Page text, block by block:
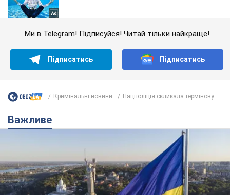
Ми в Telegram! Підписуйся! Читай тільки найкраще!
Підписатись Підписатись
Кримінальні новини Нацполіція скликала термінову...
Важливе